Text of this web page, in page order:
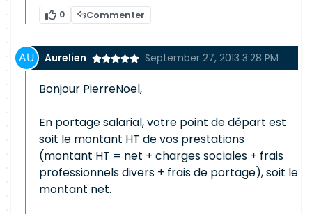
0 Commenter
Aurelien September 27, 2013 3:28 PM
Bonjour PierreNoel,
En portage salarial, votre point de départ est
soit le montant HT de vos prestations
(montant HT = net + charges sociales + frais
professionnels divers + frais de portage), soit le
montant net.